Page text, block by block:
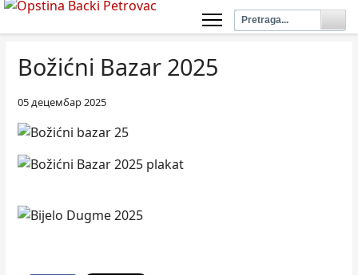
Božićni Bazar 2025
05 децембар 2025